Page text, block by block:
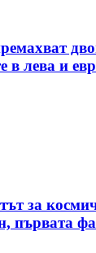
в лева и
за
първата